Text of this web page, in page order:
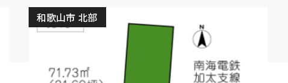
和歌山市 北部